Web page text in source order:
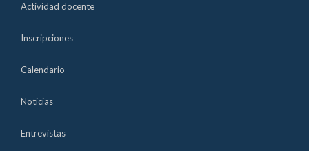
Actividad docente
Inscripciones
Calendario
Noticias
Entrevistas